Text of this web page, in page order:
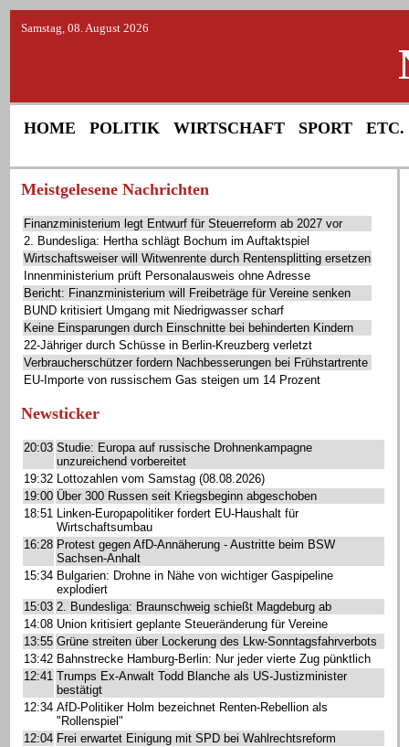
Samstag, 08. August 2026
HOME POLITIK WIRTSCHAFT SPORT ETC.
Meistgelesene Nachrichten
Finanzministerium legt Entwurf für Steuerreform ab 2027 vor
2. Bundesliga: Hertha schlägt Bochum im Auftaktspiel
Wirtschaftsweiser will Witwenrente durch Rentensplitting ersetzen
Innenministerium prüft Personalausweis ohne Adresse
Bericht: Finanzministerium will Freibeträge für Vereine senken
BUND kritisiert Umgang mit Niedrigwasser scharf
Keine Einsparungen durch Einschnitte bei behinderten Kindern
22-Jähriger durch Schüsse in Berlin-Kreuzberg verletzt
Verbraucherschützer fordern Nachbesserungen bei Frühstartrente
EU-Importe von russischem Gas steigen um 14 Prozent
Newsticker
20:03 Studie: Europa auf russische Drohnenkampagne
unzureichend vorbereitet
19:32 Lottozahlen vom Samstag (08.08.2026)
19:00 Über 300 Russen seit Kriegsbeginn abgeschoben
18:51 Linken-Europapolitiker fordert EU-Haushalt für
Wirtschaftsumbau
16:28 Protest gegen AfD-Annäherung - Austritte beim BSW
Sachsen-Anhalt
15:34 Bulgarien: Drohne in Nähe von wichtiger Gaspipeline
explodiert
15:03 2. Bundesliga: Braunschweig schießt Magdeburg ab
14:08 Union kritisiert geplante Steueränderung für Vereine
13:55 Grüne streiten über Lockerung des Lkw-Sonntagsfahrverbots
13:42 Bahnstrecke Hamburg-Berlin: Nur jeder vierte Zug pünktlich
12:41 Trumps Ex-Anwalt Todd Blanche als US-Justizminister
bestätigt
12:34 AfD-Politiker Holm bezeichnet Renten-Rebellion als
"Rollenspiel"
12:04 Frei erwartet Einigung mit SPD bei Wahlrechtsreform